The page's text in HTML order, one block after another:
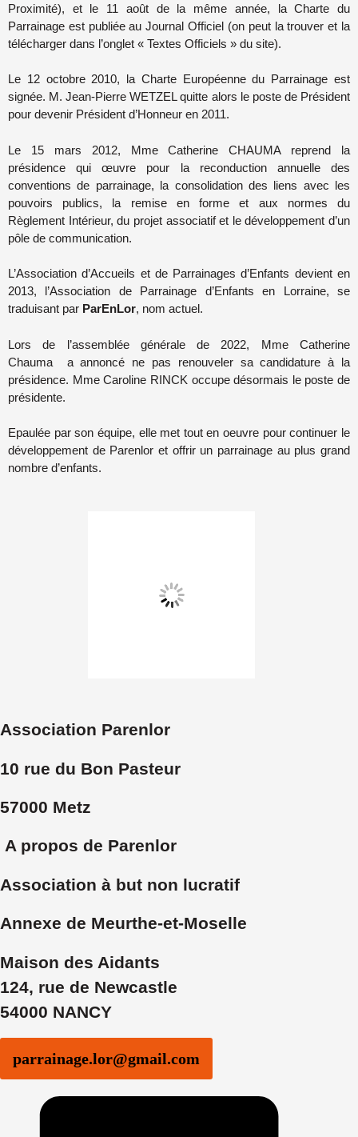
Proximité), et le 11 août de la même année, la Charte du
Parrainage est publiée au Journal Officiel (on peut la trouver et la
télécharger dans l’onglet « Textes Officiels » du site).
Le 12 octobre 2010, la Charte Européenne du Parrainage est
signée. M. Jean-Pierre WETZEL quitte alors le poste de Président
pour devenir Président d’Honneur en 2011.
Le 15 mars 2012, Mme Catherine CHAUMA reprend la
présidence qui œuvre pour la reconduction annuelle des
conventions de parrainage, la consolidation des liens avec les
pouvoirs publics, la remise en forme et aux normes du
Règlement Intérieur, du projet associatif et le développement d’un
pôle de communication.
L’Association d’Accueils et de Parrainages d’Enfants devient en
2013, l’Association de Parrainage d’Enfants en Lorraine, se
traduisant par ParEnLor, nom actuel.
Lors de l’assemblée générale de 2022, Mme Catherine
Chauma a annoncé ne pas renouveler sa candidature à la
présidence. Mme Caroline RINCK occupe désormais le poste de
présidente.
Epaulée par son équipe, elle met tout en oeuvre pour continuer le
développement de Parenlor et offrir un parrainage au plus grand
nombre d’enfants.
Association Parenlor
10 rue du Bon Pasteur
57000 Metz
A propos de Parenlor
Association à but non lucratif
Annexe de Meurthe-et-Moselle
Maison des Aidants
124, rue de Newcastle
54000 NANCY
parrainage.lor@gmail.com